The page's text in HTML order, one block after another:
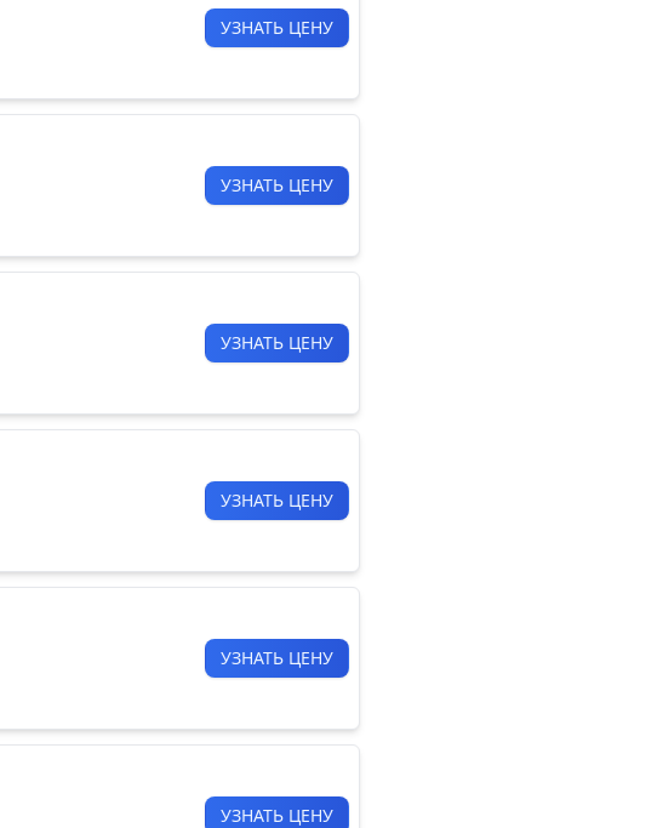
УЗНАТЬ ЦЕНУ
УЗНАТЬ ЦЕНУ
УЗНАТЬ ЦЕНУ
УЗНАТЬ ЦЕНУ
УЗНАТЬ ЦЕНУ
УЗНАТЬ ЦЕНУ